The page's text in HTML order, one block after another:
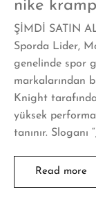
nike
ŞİMDİ SATIN
Sporda Lider,
genelinde spor
markalarından
Knight
yüksek
tanınır.
Read more